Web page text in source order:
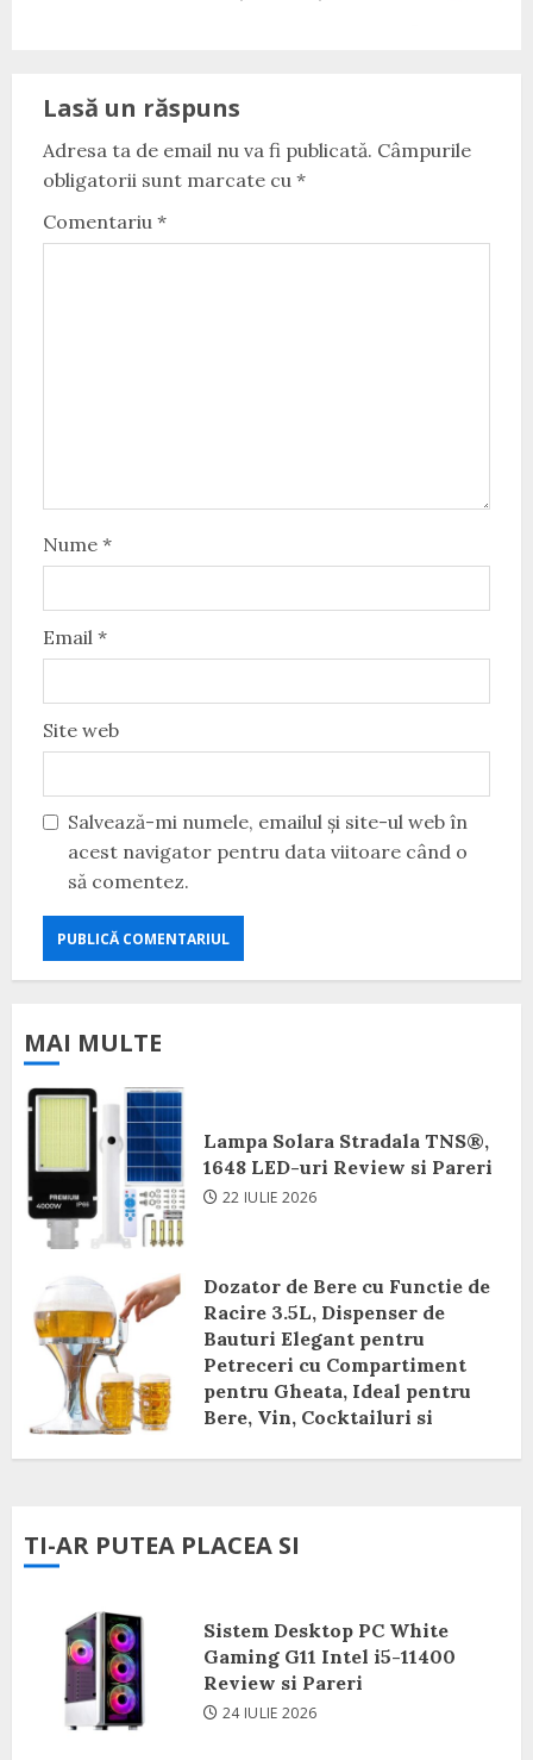
Lasă un răspuns
Adresa ta de email nu va fi publicată. Câmpurile
obligatorii sunt marcate cu *
Comentariu *
Nume *
Email *
Site web
Salvează-mi numele, emailul și site-ul web în
acest navigator pentru data viitoare când o
să comentez.
MAI MULTE
Lampa Solara Stradala TNS®,
1648 LED-uri Review si Pareri
22 IULIE 2026
Dozator de Bere cu Functie de
Racire 3.5L, Dispenser de
Bauturi Elegant pentru
Petreceri cu Compartiment
pentru Gheata, Ideal pentru
Bere, Vin, Cocktailuri si
TI-AR PUTEA PLACEA SI
Sistem Desktop PC White
Gaming G11 Intel i5-11400
Review si Pareri
24 IULIE 2026